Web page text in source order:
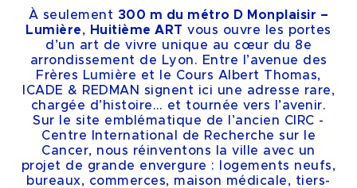
À seulement 300 m du métro D Monplaisir –
Lumière, Huitième ART vous ouvre les portes
d’un art de vivre unique au cœur du 8e
arrondissement de Lyon. Entre l’avenue des
Frères Lumière et le Cours Albert Thomas,
ICADE & REDMAN signent ici une adresse rare,
chargée d’histoire… et tournée vers l’avenir.
Sur le site emblématique de l’ancien CIRC -
Centre International de Recherche sur le
Cancer, nous réinventons la ville avec un
projet de grande envergure : logements neufs,
bureaux, commerces, maison médicale, tiers-